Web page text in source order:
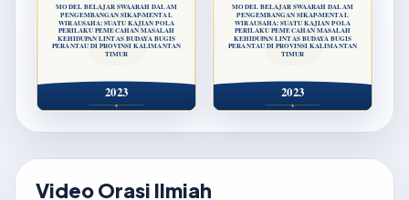
MODEL BELAJAR SWAARAH DALAM
PENGEMBANGAN SIKAP-MENTAL
WIRAUSAHA: SUATU KAJIAN POLA
PERILAKU PEMECAHAN MASALAH
KEHIDUPAN LINTAS BUDAYA BUGIS
PERANTAU DI PROVINSI KALIMANTAN
TIMUR
2023
MODEL BELAJAR SWAARAH DALAM
PENGEMBANGAN SIKAP-MENTAL
WIRAUSAHA: SUATU KAJIAN POLA
PERILAKU PEMECAHAN MASALAH
KEHIDUPAN LINTAS BUDAYA BUGIS
PERANTAU DI PROVINSI KALIMANTAN
TIMUR
2023
Video Orasi Ilmiah